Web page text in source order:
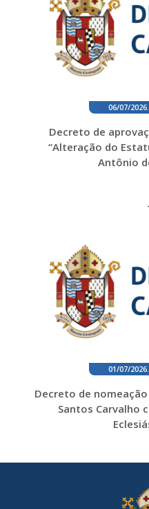
06/07/2026.
Decreto de
“Alteração do
Antônio
01/07/2026.
Decreto de nomeação
Santos Carvalho